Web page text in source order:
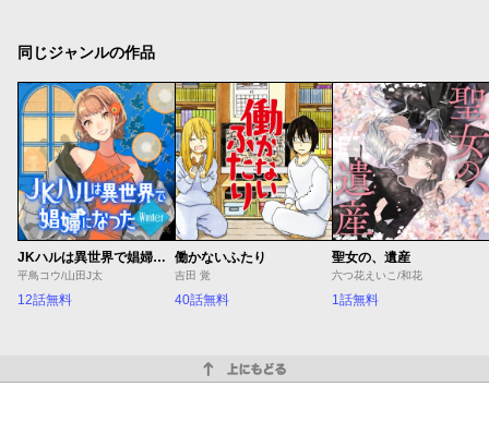
同じジャンルの作品
JKハルは異世界で娼婦になった Winter
平鳥コウ/山田J太
12話無料
働かないふたり
吉田 覚
40話無料
聖女の、遺産
六つ花えいこ/和花
1話無料